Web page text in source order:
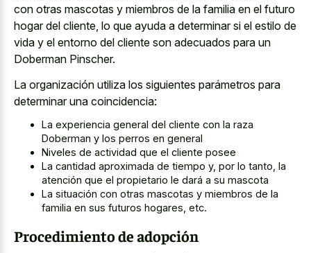
con otras mascotas y miembros de la familia en el futuro
hogar del cliente, lo que ayuda a determinar si el estilo de
vida y el entorno del cliente son adecuados para un
Doberman Pinscher.
La organización utiliza los siguientes parámetros para
determinar una coincidencia:
La experiencia general del cliente con la raza
Doberman y los perros en general
Niveles de actividad que el cliente posee
La cantidad aproximada de tiempo y, por lo tanto, la
atención que el propietario le dará a su mascota
La situación con otras mascotas y miembros de la
familia en sus futuros hogares, etc.
Procedimiento de adopción